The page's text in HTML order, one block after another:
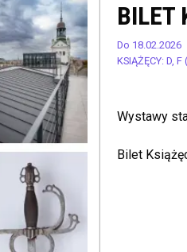
BILET
Do 18.02.2026
KSIĄŻĘCY: D,
Wystawy
Bilet